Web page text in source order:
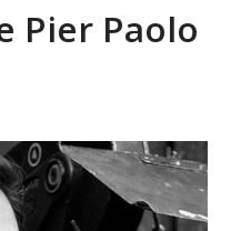
Pier Paolo